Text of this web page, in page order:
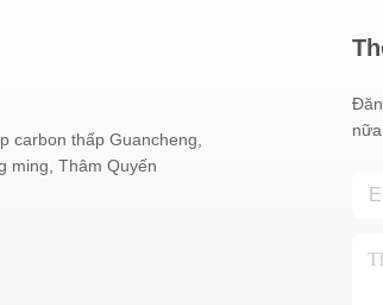
carbon thấp Guancheng,
ming, Thâm Quyến
nữa.